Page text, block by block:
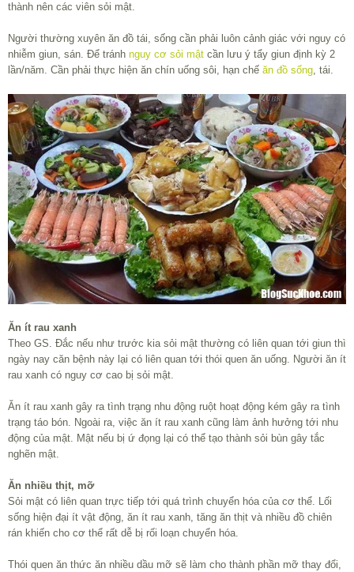
thành nên các viên sỏi mật.
Người thường xuyên ăn đồ tái, sống cần phải luôn cảnh giác với nguy có
nhiễm giun, sán. Để tránh nguy cơ sỏi mật cần lưu ý tẩy giun định kỳ 2
lần/năm. Cần phải thực hiện ăn chín uống sôi, hạn chế ăn đồ sống, tái.
Ăn ít rau xanh
Theo GS. Đắc nếu như trước kia sỏi mật thường có liên quan tới giun thì
ngày nay căn bệnh này lại có liên quan tới thói quen ăn uống. Người ăn ít
rau xanh có nguy cơ cao bị sỏi mật.
Ăn ít rau xanh gây ra tình trạng nhu động ruột hoạt động kém gây ra tình
trạng táo bón. Ngoài ra, việc ăn ít rau xanh cũng làm ảnh hưởng tới nhu
động của mật. Mật nếu bị ứ đọng lại có thể tạo thành sỏi bùn gây tắc
nghẽn mật.
Ăn nhiều thịt, mỡ
Sỏi mật có liên quan trực tiếp tới quá trình chuyển hóa của cơ thể. Lối
sống hiện đại ít vật động, ăn ít rau xanh, tăng ăn thịt và nhiều đồ chiên
rán khiến cho cơ thể rất dễ bị rối loạn chuyển hóa.
Thói quen ăn thức ăn nhiều dầu mỡ sẽ làm cho thành phần mỡ thay đổi,